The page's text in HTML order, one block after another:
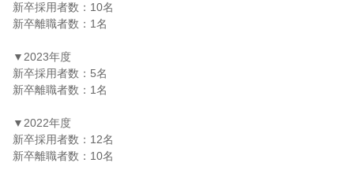
新卒採用者数：10名
新卒離職者数：1名
▼2023年度
新卒採用者数：5名
新卒離職者数：1名
▼2022年度
新卒採用者数：12名
新卒離職者数：10名